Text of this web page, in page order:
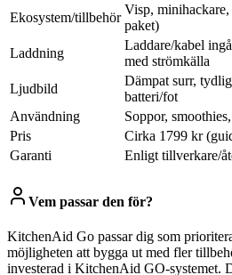
Ekosystem/tillbehör
Visp,
paket)
Laddning
Laddare/kabel
med strömkälla
Ljudbild
Dämpat surr,
batteri/fot
Användning
Soppor,
Pris
Cirka 1799 kr
Garanti
Enligt tillverkare/
Vem passar den för?
KitchenAid Go passar dig som
möjligheten att bygga ut med fler
investerad i KitchenAid GO-systemet.